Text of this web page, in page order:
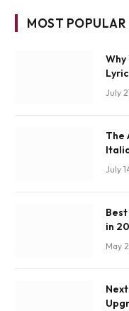
MOST POPULAR
Why
July
The
July
in
May